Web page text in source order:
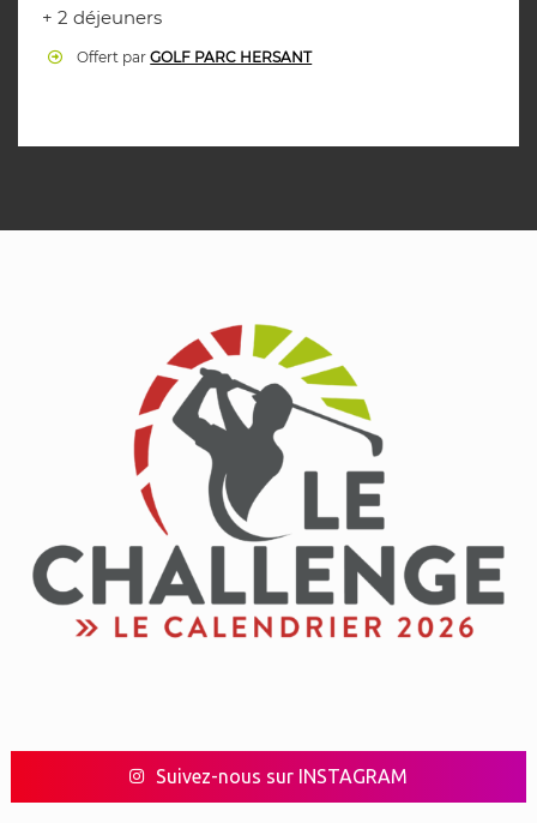
+ 2 déjeuners
Offert parGOLF PARC HERSANT
Suivez-nous sur INSTAGRAM